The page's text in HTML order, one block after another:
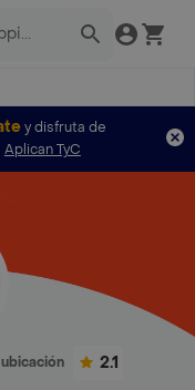
y disfruta de
Aplican TyC
2.1